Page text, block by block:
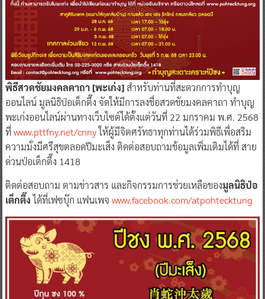
พิธีสวดชัยมงคลคาถา [พะเก่ง]สำหรับท่านที่สะดวกการทำบุญ
ออนไลน์ มูลนิธิป่อเต็กตึ๊ง จัดให้มีการลงชื่อสวดชัยมงคลคาถา ทำบุญ
พะเก่งออนไลน์ผ่านทางเว็บไซต์ได้ตั้งแต่วันที่ 22 มกราคม พ.ศ. 2568
ที่www.pttfny.net/cnnyให้ผู้มีจิตศรัทธาทุกท่านได้ร่วมพิธีเพื่อสริม
ความมั่งมีศรีสุขตลอดปีมะเส็ง ติดต่อสอบถามข้อมูลเพิ่มเติมได้ที่ สาย
ด่วนป่อเต็กตึ๊ง 1418
ติดต่อสอบถาม ตามข่าวสาร และกิจกรรมการช่วยเหลือของมูลนิธิป่อ
เต็กตึ๊งได้ที่เฟซบุ๊ก แฟนเพจ www.facebook.com/atpohtecktung